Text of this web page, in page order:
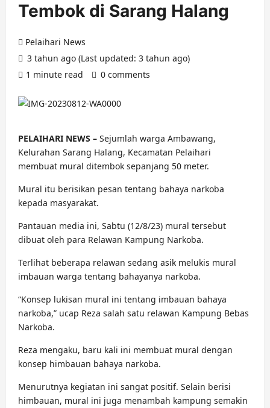
Tembok di Sarang Halang
Pelaihari News
3 tahun ago (Last updated: 3 tahun ago)
1 minute read
0 comments
PELAIHARI NEWS – Sejumlah warga Ambawang,
Kelurahan Sarang Halang, Kecamatan Pelaihari
membuat mural ditembok sepanjang 50 meter.
Mural itu berisikan pesan tentang bahaya narkoba
kepada masyarakat.
Pantauan media ini, Sabtu (12/8/23) mural tersebut
dibuat oleh para Relawan Kampung Narkoba.
Terlihat beberapa relawan sedang asik melukis mural
imbauan warga tentang bahayanya narkoba.
“Konsep lukisan mural ini tentang imbauan bahaya
narkoba,” ucap Reza salah satu relawan Kampung Bebas
Narkoba.
Reza mengaku, baru kali ini membuat mural dengan
konsep himbauan bahaya narkoba.
Menurutnya kegiatan ini sangat positif. Selain berisi
himbauan, mural ini juga menambah kampung semakin